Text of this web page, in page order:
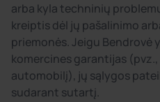
arba kyla techninių
kreiptis dėl jų pašalinimo
priemonės. Jeigu Bendrovė
komercines garantijas
automobilį), jų sąlygos
sudarant sutartį.